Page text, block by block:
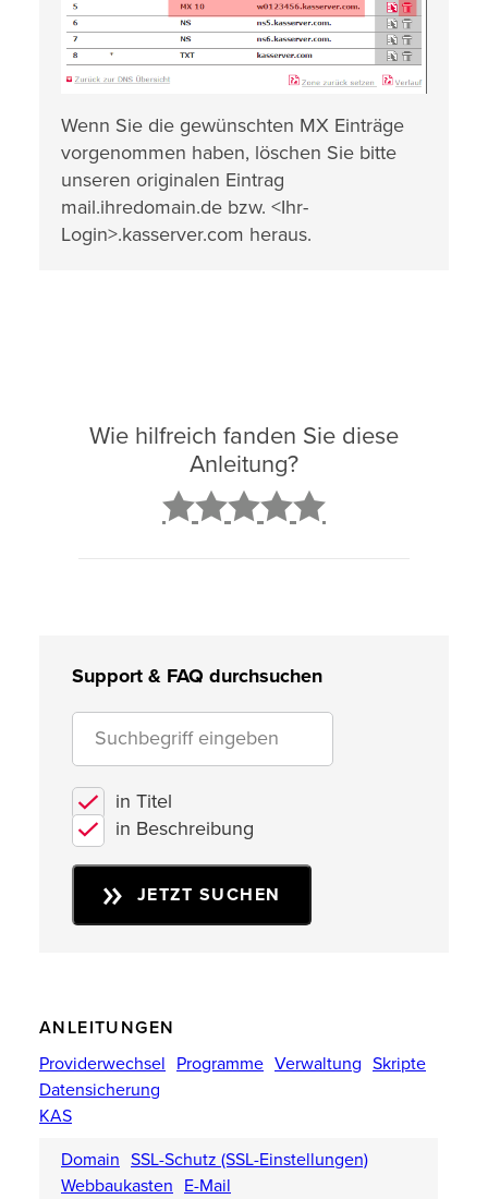
Wenn Sie die gewünschten MX Einträge
vorgenommen haben, löschen Sie bitte
unseren originalen Eintrag
mail.ihredomain.de bzw. <Ihr-
Login>.kasserver.com heraus.
Wie hilfreich fanden Sie diese
Anleitung?
Support & FAQ durchsuchen
in Titel
in Beschreibung
JETZT SUCHEN
ANLEITUNGEN
Providerwechsel Programme Verwaltung Skripte
Datensicherung
KAS
Domain SSL-Schutz (SSL-Einstellungen)
Webbaukasten E-Mail